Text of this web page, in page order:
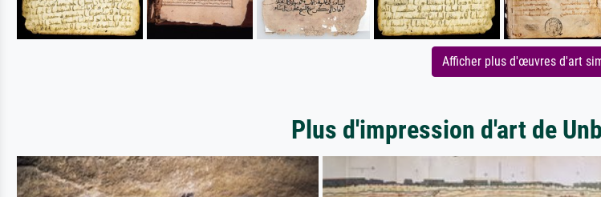
Afficher plus d'œuvres d'art
Plus d'impression d'art de